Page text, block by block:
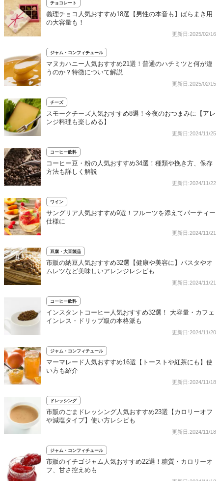
チョコレート
義理チョコ人気おすすめ18選【男性の本音も】ばらまき用
の大容量も！
更新日:2025/02/16
ジャム・コンフィチュール
マヌカハニー人気おすすめ21選！普通のハチミツと何が違
うのか？特徴について解説
更新日:2025/02/15
チーズ
スモークチーズ人気おすすめ8選！今夜のおつまみに【アレ
ンジ料理も楽しめる】
更新日:2024/11/25
コーヒー飲料
コーヒー豆・粉の人気おすすめ34選！種類や挽き方、保存
方法も詳しく解説
更新日:2024/11/22
ワイン
サングリア人気おすすめ9選！フルーツを添えてパーティー
仕様に
更新日:2024/11/21
豆腐・大豆製品
市販の納豆人気おすすめ32選【健康や美容に】パスタやオ
ムレツなど美味しいアレンジレシピも
更新日:2024/11/21
コーヒー飲料
インスタントコーヒー人気おすすめ32選！ 大容量・カフェ
インレス・ドリップ級の本格派も
更新日:2024/11/20
ジャム・コンフィチュール
マーマレード人気おすすめ16選【トーストや紅茶にも】使
い方も紹介
更新日:2024/11/18
ドレッシング
市販のごまドレッシング人気おすすめ23選【カロリーオフ
や減塩タイプ】使い方レシピも
更新日:2024/11/18
ジャム・コンフィチュール
市販のイチゴジャム人気おすすめ22選！糖質・カロリーオ
フ、甘さ控えめも